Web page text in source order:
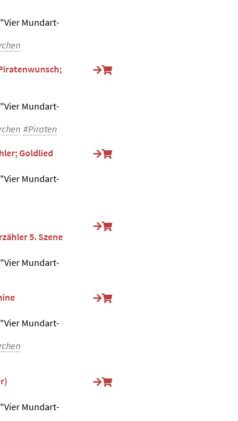
Mundart-
Mundart-
#Piraten
Goldlied
Mundart-
5. Szene
Mundart-
Mundart-
Mundart-